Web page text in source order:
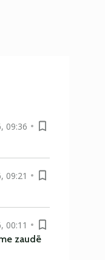
09:36
09:21
00:11
zaudē